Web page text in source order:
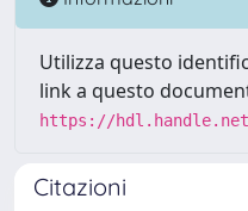
Utilizza questo
link a questo
https://hdl.handle.net/
Citazioni